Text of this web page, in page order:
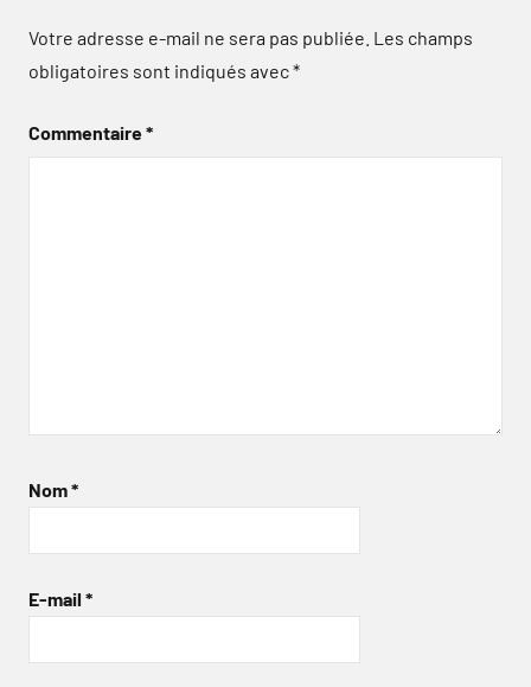
Votre adresse e-mail ne sera pas publiée. Les champs
obligatoires sont indiqués avec*
Commentaire*
Nom*
E-mail *